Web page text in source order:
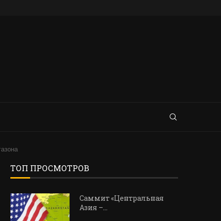
ТОП ПРОСМОТРОВ
Саммит «Центральная
Азия –…